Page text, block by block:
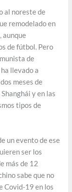
al noreste de
remodelado en
aunque
de fútbol. Pero
de
llevado a
meses de
y en las
tipos de
un evento de ese
ser los
más de 12
sabe que no
Covid-19 en los